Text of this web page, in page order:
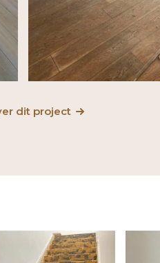
dit project